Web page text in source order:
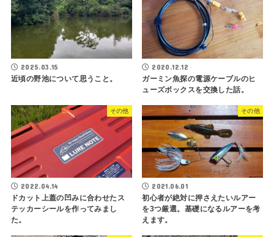
2025.03.15
近頃の野池について思うこと。
2020.12.12
ガーミン魚探の電源ケーブルのヒ
ューズボックスを交換した話。
その他
2022.04.14
ドカット上蓋の凹みに合わせたス
テッカーシールを作ってみまし
た。
その他
2021.06.01
初心者が絶対に押さえたいルアー
を3つ厳選。基礎になるルアーを考
えます。